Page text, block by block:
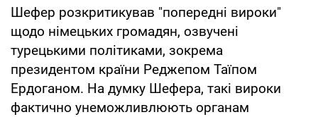
Шефер розкритикував "попередні вироки"
щодо німецьких громадян, озвучені
турецькими політиками, зокрема
президентом країни Реджепом Таїпом
Ердоганом. На думку Шефера, такі вироки
фактично унеможливлюють органам